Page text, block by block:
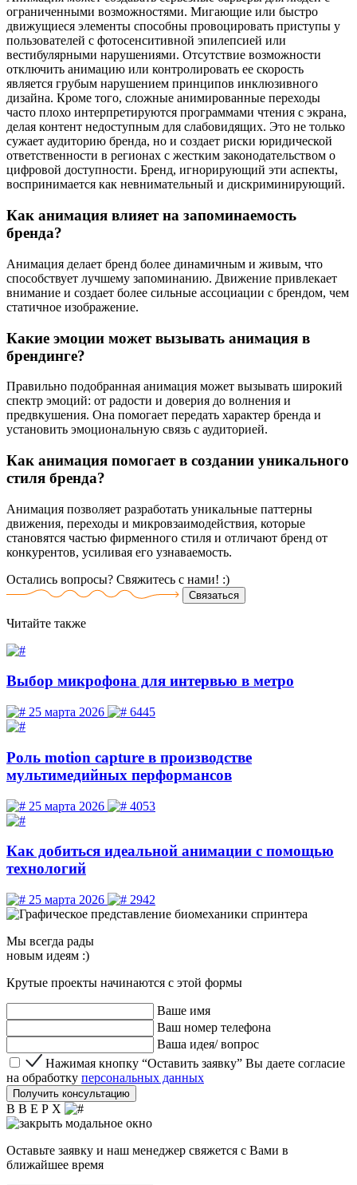
ограниченными возможностями. Мигающие или быстро
движущиеся элементы способны провоцировать приступы у
пользователей с фотосенситивной эпилепсией или
вестибулярными нарушениями. Отсутствие возможности
отключить анимацию или контролировать ее скорость
является грубым нарушением принципов инклюзивного
дизайна. Кроме того, сложные анимированные переходы
часто плохо интерпретируются программами чтения с экрана,
делая контент недоступным для слабовидящих. Это не только
сужает аудиторию бренда, но и создает риски юридической
ответственности в регионах с жестким законодательством о
цифровой доступности. Бренд, игнорирующий эти аспекты,
воспринимается как невнимательный и дискриминирующий.
Как анимация влияет на запоминаемость
бренда?
Анимация делает бренд более динамичным и живым, что
способствует лучшему запоминанию. Движение привлекает
внимание и создает более сильные ассоциации с брендом, чем
статичное изображение.
Какие эмоции может вызывать анимация в
брендинге?
Правильно подобранная анимация может вызывать широкий
спектр эмоций: от радости и доверия до волнения и
предвкушения. Она помогает передать характер бренда и
установить эмоциональную связь с аудиторией.
Как анимация помогает в создании уникального
стиля бренда?
Анимация позволяет разработать уникальные паттерны
движения, переходы и микровзаимодействия, которые
становятся частью фирменного стиля и отличают бренд от
конкурентов, усиливая его узнаваемость.
Остались вопросы? Свяжитесь с нами! :)
Связаться
Читайте также
Выбор микрофона для интервью в метро
25 марта 2026 6445
Роль motion capture в производстве
мультимедийных перформансов
25 марта 2026 4053
Как добиться идеальной анимации с помощью
технологий
25 марта 2026 2942
Мы всегда рады
новым идеям :)
Крутые проекты начинаются с этой формы
Ваше имя
Ваш номер телефона
Ваша идея/ вопрос
Нажимая кнопку “Оставить заявку” Вы даете согласие
Нажимая кнопку “Оставить заявку” Вы даете согласие
на обработку персональных данных
Получить консультацию
В В Е Р Х
Оставьте заявку и наш менеджер свяжется с Вами в
ближайшее время